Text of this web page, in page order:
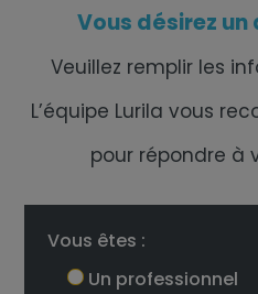
Vous désirez un
Veuillez remplir les
L’équipe Lurila vous
pour répondre à
Vous êtes :
Un professionnel